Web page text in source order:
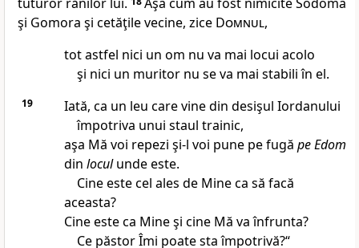
şi Gomora şi cetăţile vecine, zice Domnul,
tot astfel nici un om nu va mai locui acolo
şi nici un muritor nu se va mai stabili în el.
19
Iată, ca un leu care vine din desişul Iordanului
împotriva unui staul trainic,
aşa Mă voi repezi şi-l voi pune pe fugă pe Edom
din loculunde este.
Cine este cel ales de Mine ca să facă
aceasta?
Cine este ca Mine şi cine Mă va înfrunta?
Ce păstor Îmi poate sta împotrivă?“